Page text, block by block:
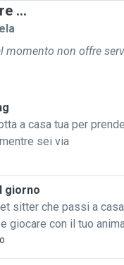
...
momento non offre
a casa tua per
sei via
giorno
sitter che passi a
giocare con il tuo